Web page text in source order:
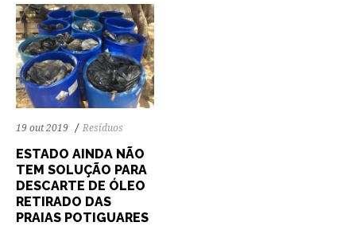
19 out 2019 Resíduos
ESTADO AINDA NÃO
TEM SOLUÇÃO PARA
DESCARTE DE ÓLEO
RETIRADO DAS
PRAIAS POTIGUARES